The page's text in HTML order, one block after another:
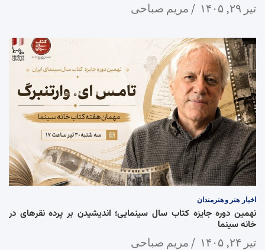
تیر ۲۹, ۱۴۰۵ مریم صباحی
اخبار هنر و هنرمندان
نهمین دوره جایزه کتاب سال سینمایی؛ اندیشیدن بر پرده نقرهای در
خانه سینما
تیر ۲۴, ۱۴۰۵ مریم صباحی